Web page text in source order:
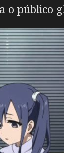
o público